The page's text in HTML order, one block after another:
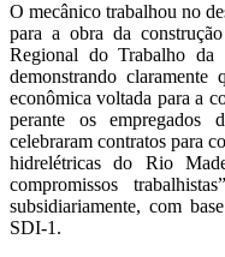
O mecânico trabalhou no
para a obra da
Regional do Trabalho da
demonstrando
econômica voltada para a
perante os empregados
celebraram contratos para
hidrelétricas do Rio
compromissos
subsidiariamente, com
SDI-1.